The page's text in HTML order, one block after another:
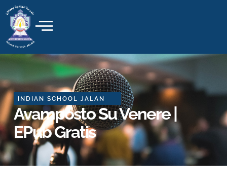
to
content
INDIAN SCHOOL JALAN
Avamposto Su Venere |
EPub Gratis